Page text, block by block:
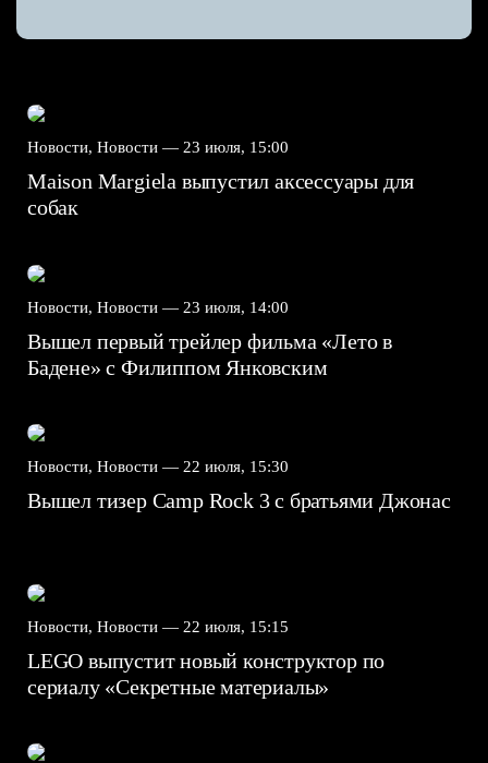
Новости, Новости — 23 июля, 15:00
Maison Margiela выпустил аксессуары для
собак
Новости, Новости — 23 июля, 14:00
Вышел первый трейлер фильма «Лето в
Бадене» с Филиппом Янковским
Новости, Новости — 22 июля, 15:30
Вышел тизер Camp Rock 3 с братьями Джонас
Новости, Новости — 22 июля, 15:15
LEGO выпустит новый конструктор по
сериалу «Секретные материалы»